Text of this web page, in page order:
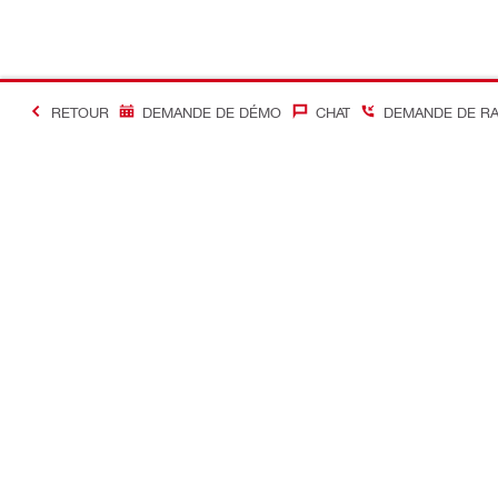
RETOUR DEMANDE DE DÉMO CHAT DEMANDE DE